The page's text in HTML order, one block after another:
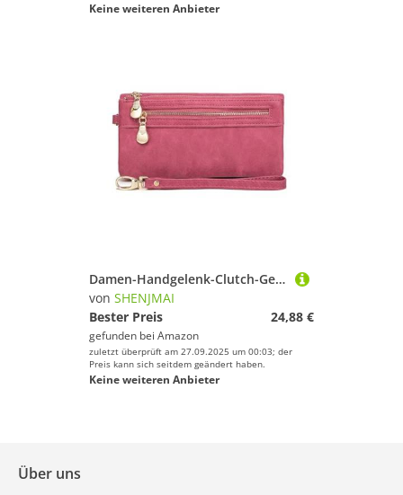
Keine weiteren Anbieter
Damen-Handgelenk-Clutch-Geldbörse Großes Fassungsvermögen, Stumpfe Damen-Geldbörse mit doppeltem Reißverschluss, Clutch, Armband, Geldbörse, Handy-Münzkartenhalter, Mehreren Taschen(Pink)
von SHENJMAI
Bester Preis
24,88 €
gefunden bei Amazon
zuletzt überprüft am 27.09.2025 um 00:03; der
Preis kann sich seitdem geändert haben.
Keine weiteren Anbieter
Über uns